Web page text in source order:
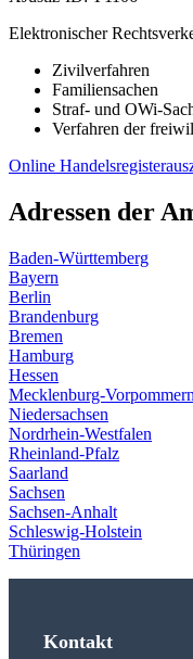
Elektronischer
Zivilverfahren
Familiensachen
Straf- und OWi-
Verfahren der
Online
Adressen der
Baden-Württemberg
Bayern
Berlin
Brandenburg
Bremen
Hamburg
Hessen
Mecklenburg-Vorpommern
Niedersachsen
Nordrhein-Westfalen
Rheinland-Pfalz
Saarland
Sachsen
Sachsen-Anhalt
Schleswig-Holstein
Thüringen
Kontakt